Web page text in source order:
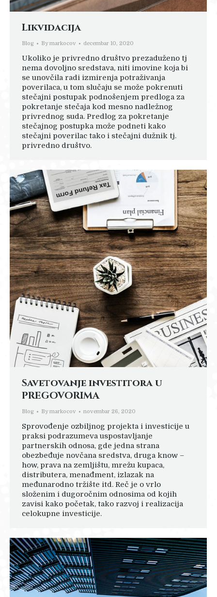
Likvidacija
Blog Bymarkocov decembar 10, 2020
Ukoliko je privredno društvo prezaduženo tj
nema dovoljno sredstava, niti imovine koja bi
se unovčila radi izmirenja potraživanja
poverilaca, u tom slučaju se može pokrenuti
stečajni postupak podnošenjem predloga za
pokretanje stečaja kod mesno nadležnog
privrednog suda. Predlog za pokretanje
stečajnog postupka može podneti kako
stečajni poverilac tako i stečajni dužnik tj.
privredno društvo.
Savetovanje investitora u
PREGOVORIMA
Blog Bymarkocov novembar 26, 2020
Sprovođenje ozbiljnog projekta i investicije u
praksi podrazumeva uspostavljanje
partnerskih odnosa, gde jedna strana
obezbeđuje novčana sredstva, druga know –
how, prava na zemljištu, mrežu kupaca,
distributera, menađment, izlazak na
međunarodno tržište itd. Reč je o vrlo
složenim i dugoročnim odnosima od kojih
zavisi kako početak, tako razvoj i realizacija
celokupne investicije.